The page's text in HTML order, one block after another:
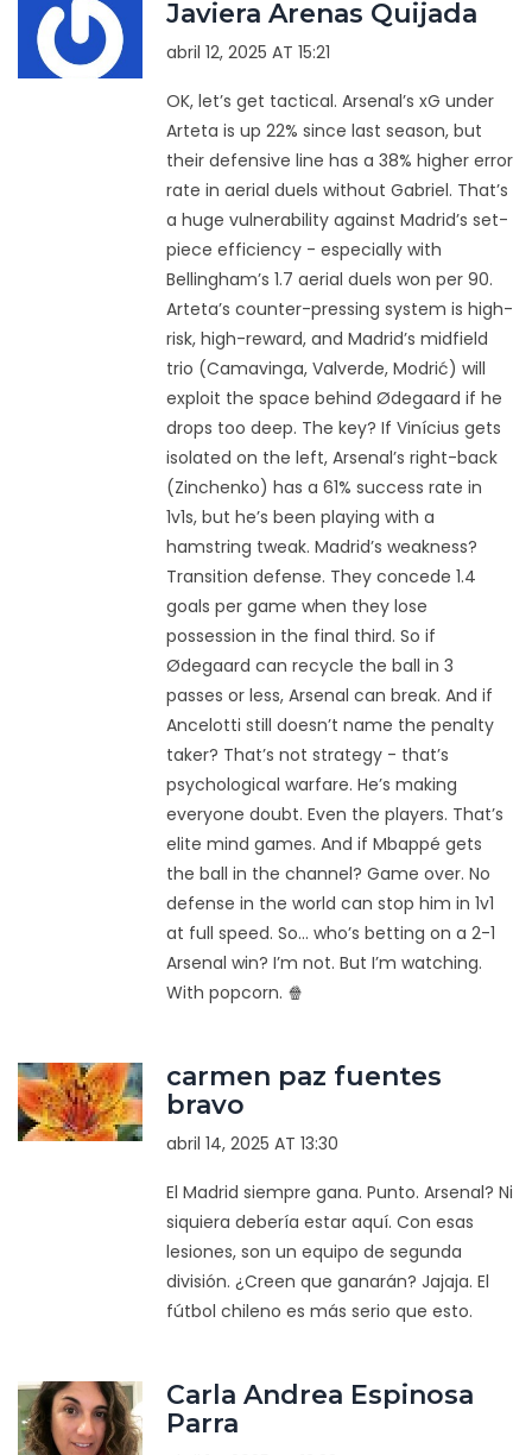
Javiera Arenas Quijada
abril 12, 2025 AT 15:21
OK, let’s get tactical. Arsenal’s xG under
Arteta is up 22% since last season, but
their defensive line has a 38% higher error
rate in aerial duels without Gabriel. That’s
a huge vulnerability against Madrid’s set-
piece efficiency - especially with
Bellingham’s 1.7 aerial duels won per 90.
Arteta’s counter-pressing system is high-
risk, high-reward, and Madrid’s midfield
trio (Camavinga, Valverde, Modrić) will
exploit the space behind Ødegaard if he
drops too deep. The key? If Vinícius gets
isolated on the left, Arsenal’s right-back
(Zinchenko) has a 61% success rate in
1v1s, but he’s been playing with a
hamstring tweak. Madrid’s weakness?
Transition defense. They concede 1.4
goals per game when they lose
possession in the final third. So if
Ødegaard can recycle the ball in 3
passes or less, Arsenal can break. And if
Ancelotti still doesn’t name the penalty
taker? That’s not strategy - that’s
psychological warfare. He’s making
everyone doubt. Even the players. That’s
elite mind games. And if Mbappé gets
the ball in the channel? Game over. No
defense in the world can stop him in 1v1
at full speed. So... who’s betting on a 2-1
Arsenal win? I’m not. But I’m watching.
With popcorn. 🍿
carmen paz fuentes
bravo
abril 14, 2025 AT 13:30
El Madrid siempre gana. Punto. Arsenal? Ni
siquiera debería estar aquí. Con esas
lesiones, son un equipo de segunda
división. ¿Creen que ganarán? Jajaja. El
fútbol chileno es más serio que esto.
Carla Andrea Espinosa
Parra